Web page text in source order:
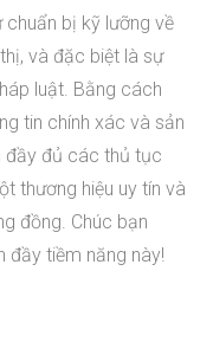
chuẩn bị kỹ lưỡng về
và đặc biệt là sự
luật. Bằng cách
tin chính xác và sản
đầy đủ các thủ tục
thương hiệu uy tín và
đồng. Chúc bạn
đầy tiềm năng này!